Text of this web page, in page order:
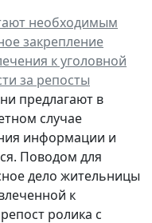
необходимым
закрепление
к уголовной
за репосты
предлагают в
случае
информации и
Поводом для
дело жительницы
к
ролика с